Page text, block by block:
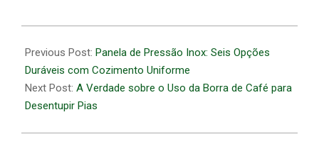
05-
29
Previous Post: Panela de Pressão Inox: Seis Opções
Duráveis com Cozimento Uniforme
Next Post: A Verdade sobre o Uso da Borra de Café para
Desentupir Pias